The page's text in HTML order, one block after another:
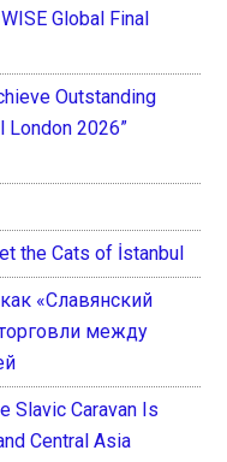
Global Final
Outstanding
London 2026”
the Cats of İstanbul
«Славянский
между
Slavic Caravan Is
Central Asia